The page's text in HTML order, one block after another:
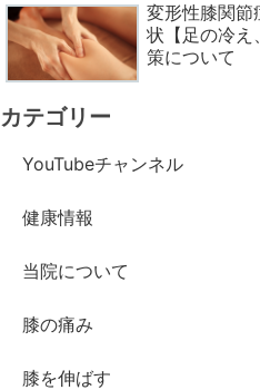
変形性膝関節
状【足の冷え
策について
カテゴリー
YouTubeチャンネル
健康情報
当院について
膝の痛み
膝を伸ばす